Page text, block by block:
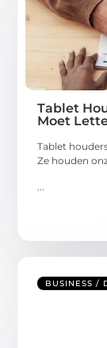
Tablet
Moet
Tablet
Ze houden
BUSINESS /